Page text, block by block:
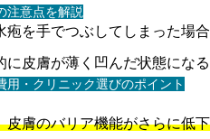
注意点を解説
・クリニック選びのポイント
を手でつぶしてしまった場
皮膚が薄く凹んだ状態にな
膚のバリア機能がさらに低